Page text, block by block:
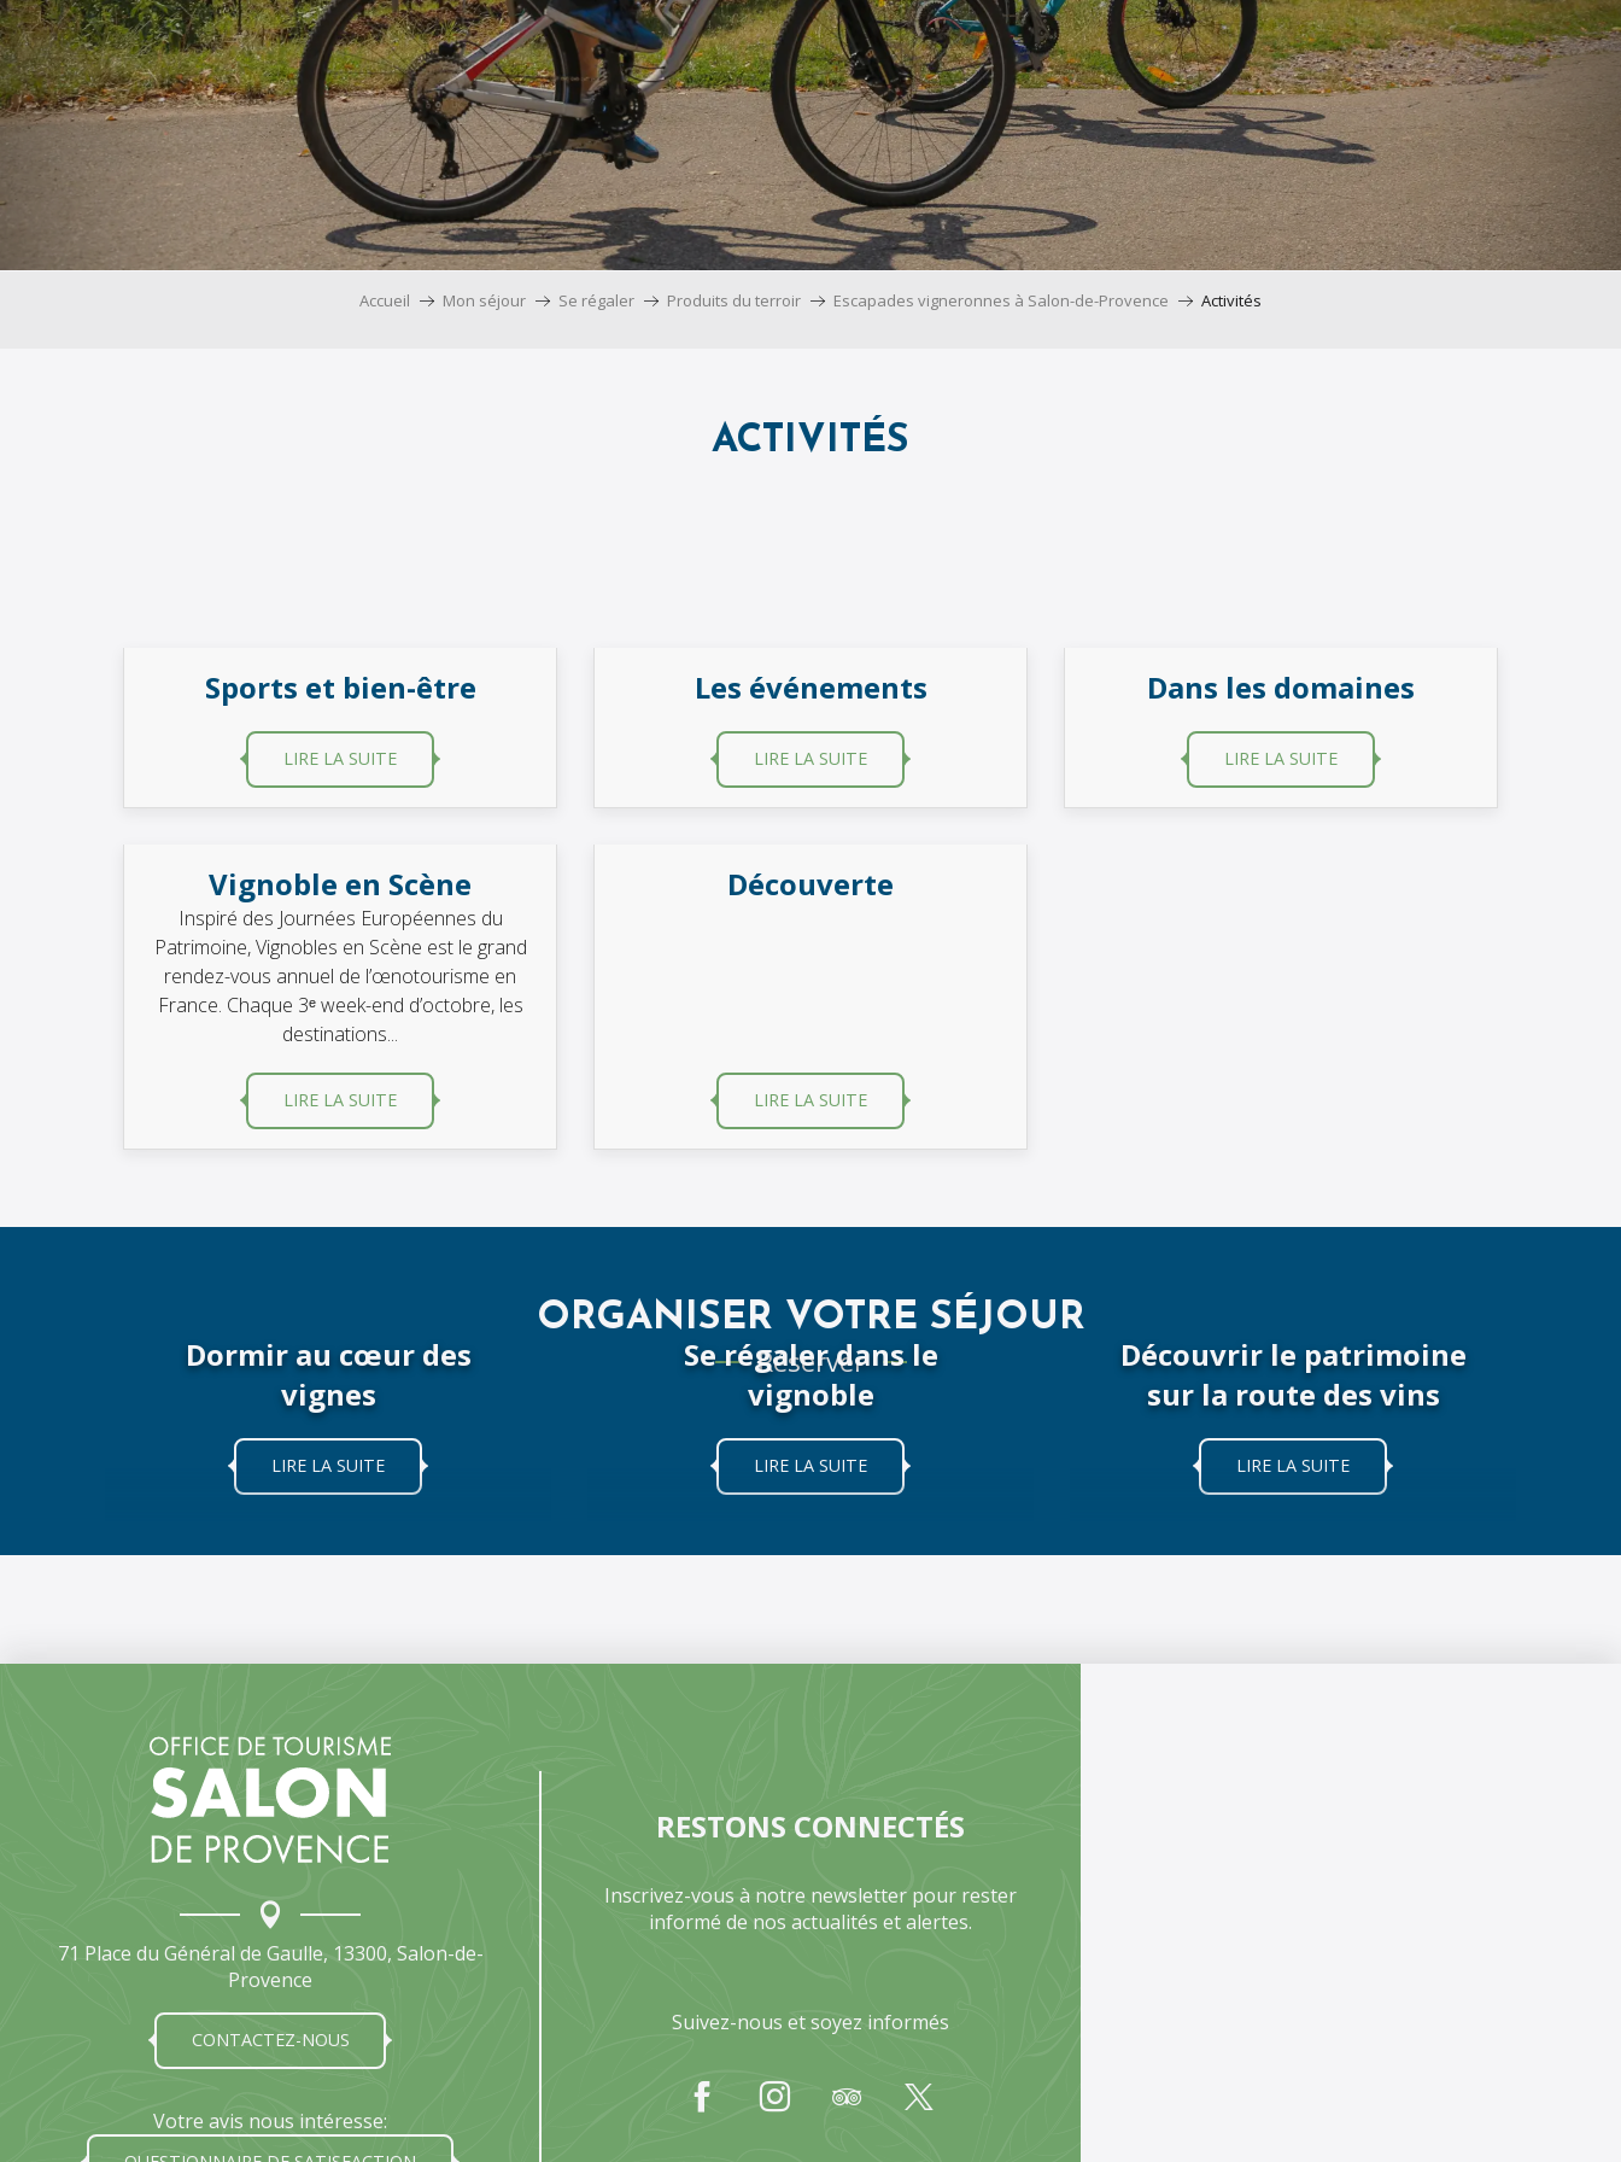
Accueil Mon séjour Se régaler Produits du terroir Escapades vigneronnes à Salon-de-Provence Activités
ACTIVITÉS
Sports et bien-être
LIRE LA SUITE
Les événements
LIRE LA SUITE
Dans les domaines
LIRE LA SUITE
Vignoble en Scène
Inspiré des Journées Européennes du
Patrimoine, Vignobles en Scène est le grand
rendez-vous annuel de l’œnotourisme en
France. Chaque 3ᵉ week-end d’octobre, les
destinations...
LIRE LA SUITE
Découverte
LIRE LA SUITE
ORGANISER VOTRE SÉJOUR
Réserver
Dormir au cœur des
vignes
LIRE LA SUITE
Se régaler dans le
vignoble
LIRE LA SUITE
Découvrir le patrimoine
sur la route des vins
LIRE LA SUITE
71 Place du Général de Gaulle, 13300, Salon-de-
Provence
CONTACTEZ-NOUS
Votre avis nous intéresse:
RESTONS CONNECTÉS
Inscrivez-vous à notre newsletter pour rester
informé de nos actualités et alertes.
Suivez-nous et soyez informés